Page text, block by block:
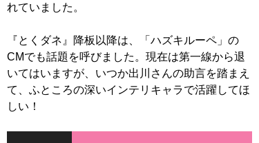
れていました。
『とくダネ』降板以降は、「ハズキルーペ」の
CMでも話題を呼びました。現在は第一線から退
いてはいますが、いつか出川さんの助言を踏まえ
て、ふところの深いインテリキャラで活躍してほ
しい！